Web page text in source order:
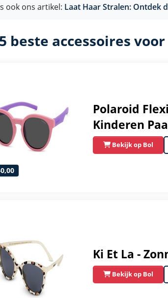
ook ons artikel: Laat Haar Stralen: Ontdek
beste accessoires
Polaroid
Kinderen
Bekijk op Bol
Ki Et La -
Bekijk op Bol